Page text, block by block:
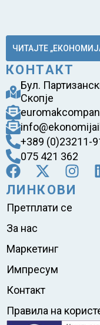
ЧИТАЈТЕ
КОНТАКТ
Бул.
Скопје
+389 (0)23211-
075 421 362
ЛИНКОВИ
Претплати се
За нас
Маркетинг
Импресум
Контакт
Правила на